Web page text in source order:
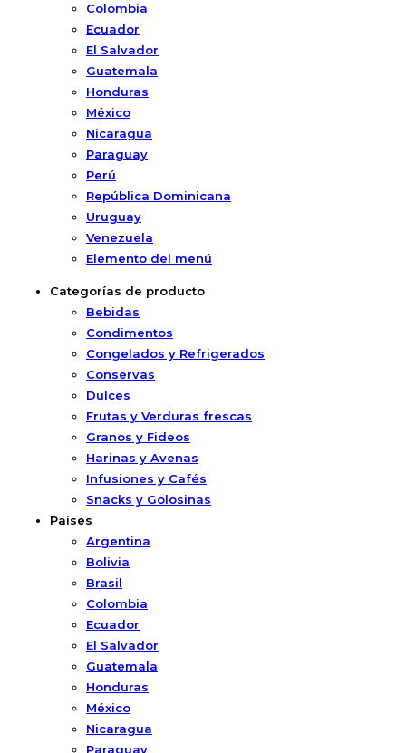
Colombia
Ecuador
El Salvador
Guatemala
Honduras
México
Nicaragua
Paraguay
Perú
República Dominicana
Uruguay
Venezuela
Elemento del menú
Categorías de producto
Bebidas
Condimentos
Congelados y Refrigerados
Conservas
Dulces
Frutas y Verduras frescas
Granos y Fideos
Harinas y Avenas
Infusiones y Cafés
Snacks y Golosinas
Países
Argentina
Bolivia
Brasil
Colombia
Ecuador
El Salvador
Guatemala
Honduras
México
Nicaragua
Paraguay